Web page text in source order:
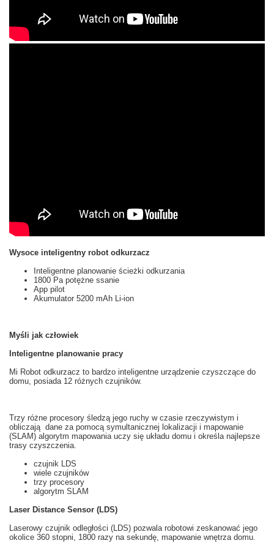
Wysoce inteligentny robot odkurzacz
Inteligentne planowanie ścieżki odkurzania
1800 Pa potężne ssanie
App pilot
Akumulator 5200 mAh Li-ion
Myśli jak człowiek
Inteligentne planowanie pracy
Mi Robot odkurzacz to bardzo inteligentne urządzenie czyszczące do
domu, posiada 12 różnych czujników.
Trzy różne procesory śledzą jego ruchy w czasie rzeczywistym i
obliczają dane za pomocą symultanicznej lokalizacji i mapowanie
(SLAM) algorytm mapowaniauczy się układu domu i określa najlepsze
trasy czyszczenia.
czujnik LDS
wiele czujników
trzy procesory
algorytm SLAM
Laser Distance Sensor (LDS)
Laserowy czujnik odległości (LDS) pozwala robotowi zeskanować jego
okolice 360 stopni, 1800 razy na sekundę, mapowanie wnętrza domu.